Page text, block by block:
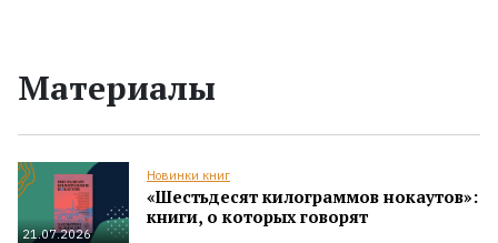
Материалы
21.07.2026
Новинки книг
«Шестьдесят килограммов нокаутов»:
книги, о которых говорят